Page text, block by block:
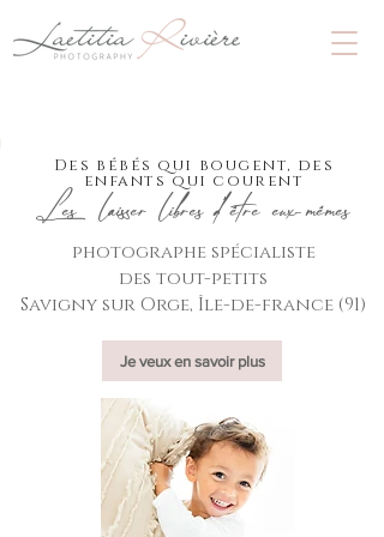
Des bébés qui bougent, des
enfants qui courent
Les laisser libres d'être eux-mêmes
photographe spécialiste
des tout-petits
Savigny sur Orge, Île-de-france (91)
Je veux en savoir plus